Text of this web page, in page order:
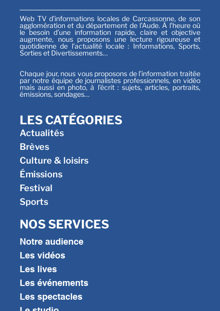
Web TV d’informations locales de Carcassonne, de son
agglomération et du département de l’Aude. À l’heure où
le besoin d’une information rapide, claire et objective
augmente, nous proposons une lecture rigoureuse et
quotidienne de l’actualité locale : Informations, Sports,
Sorties et Divertissements…
Chaque jour, nous vous proposons de l’information traitée
par notre équipe de journalistes professionnels, en vidéo
mais aussi en photo, à l’écrit : sujets, articles, portraits,
émissions, sondages…
LES CATÉGORIES
Actualités
Brèves
Culture & loisirs
Émissions
Festival
Sports
NOS SERVICES
Notre audience
Les vidéos
Les lives
Les événements
Les spectacles